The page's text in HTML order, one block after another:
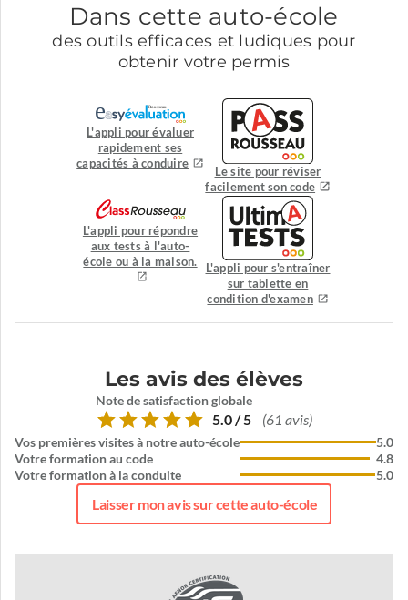
Dans cette auto-école
des outils efficaces et ludiques pour
obtenir votre permis
L'appli pour évaluer
rapidement ses
capacités à conduire
Le site pour réviser
facilement son code
L'appli pour répondre
aux tests à l'auto-
école ou à la maison.
L'appli pour s'entraîner
sur tablette en
condition d'examen
Les avis des élèves
Note de satisfaction globale
5.0 / 5 (61 avis)
Vos premières visites à notre auto-école
Votre formation au code
Votre formation à la conduite
5.0
4.8
5.0
Laisser mon avis sur cette auto-école